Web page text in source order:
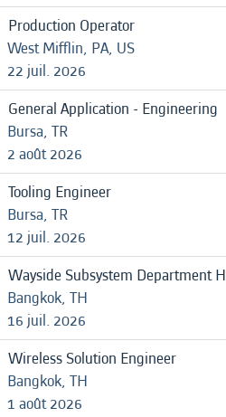
Production Operator
West Mifflin, PA, US
22 juil. 2026
General Application - Engineering
Bursa, TR
2 août 2026
Tooling Engineer
Bursa, TR
12 juil. 2026
Wayside Subsystem Department
Bangkok, TH
16 juil. 2026
Wireless Solution Engineer
Bangkok, TH
1 août 2026